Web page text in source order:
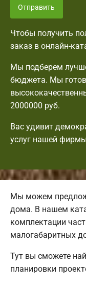
Отправить
Чтобы получить
заказ в онлайн-
Мы подберем
бюджета. Мы
2000000 руб.
Вас удивит
услуг нашей
Мы можем
дома. В нашем
комплектации
малогабаритных
Тут вы сможете
планировки